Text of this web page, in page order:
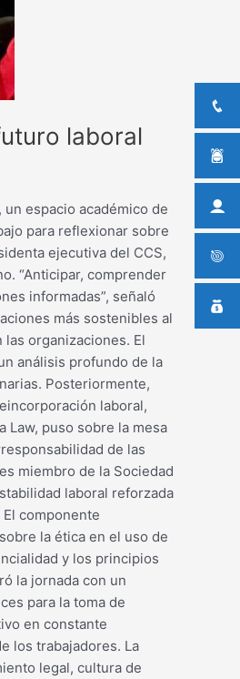
laboral
espacio académico de
para reflexionar sobre
ejecutiva del CCS,
“Anticipar, comprender
informadas”, señaló
más sostenibles al
organizaciones. El
análisis profundo de la
Posteriormente,
laboral,
Law, puso sobre la mesa
de las
miembro de la Sociedad
laboral reforzada
componente
la ética en el uso de
y los principios
la jornada con un
para la toma de
en constante
los trabajadores. La
legal, cultura de